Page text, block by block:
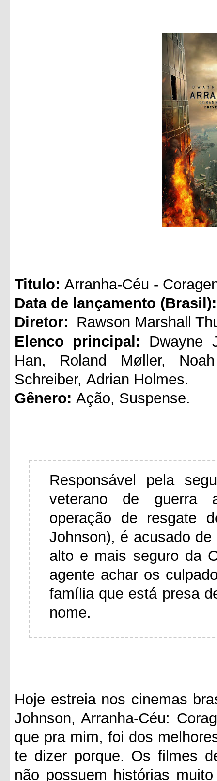
Titulo: Arranha-Céu -
Data de lançamento (Brasil):
Diretor: Rawson Marshall
Elenco principal:
Dwayne
Han, Roland Møller,
Schreiber, Adrian Holmes.
Gênero: Ação, Suspense.
Responsável pela
veterano de guerra
operação de resgate
Johnson), é acusado
alto e mais seguro da
agente achar os
família que está presa
nome.
Hoje estreia nos cinemas
Johnson, Arranha-Céu:
que pra mim, foi dos
te dizer porque. Os filmes
não possuem histórias